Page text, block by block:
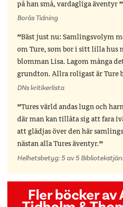
på han små, vardagliga äventyr
Borås Tidning
Bäst just nu: Samlingsvolym
om Ture, som bor i sitt lilla hus
blomman Lisa. Lagom många
grundton. Allra roligast är Ture
DNs kritikerlista
Tures värld andas lugn och
där man kan tillåta sig att fara
att glädjas över den här
nästan alla Tures äventyr.
Helhetsbetyg: 5 av 5
Fler böcker av